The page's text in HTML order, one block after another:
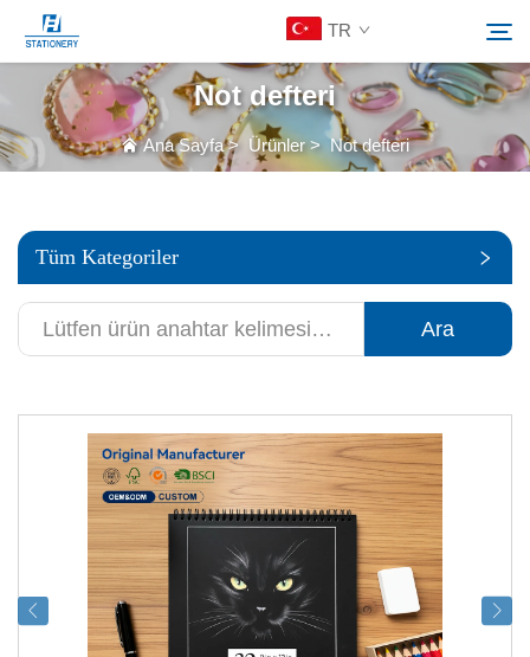
TR
Ürünler
Özelleştirilmiş Çözümler
Kaynaklar
Bize Ulaşın
Ara
Not defteri
Ana Sayfa> Ürünler>Not defteri
Tüm Kategoriler
Ara